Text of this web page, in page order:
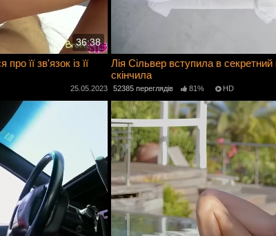
36:38
її зв'язок із її
25.05.2023
Лія Сільвер вступила в
скінчила
52385 переглядів 81% HD